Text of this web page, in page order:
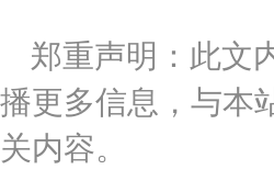
郑重声明：此文
播更多信息，与本
关内容。